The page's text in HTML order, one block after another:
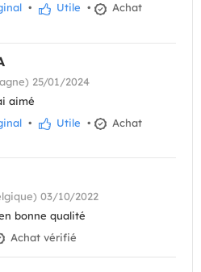
• Utile •
Achat
25/01/2024
aimé
• Utile •
Achat
03/10/2022
bonne qualité
Achat vérifié